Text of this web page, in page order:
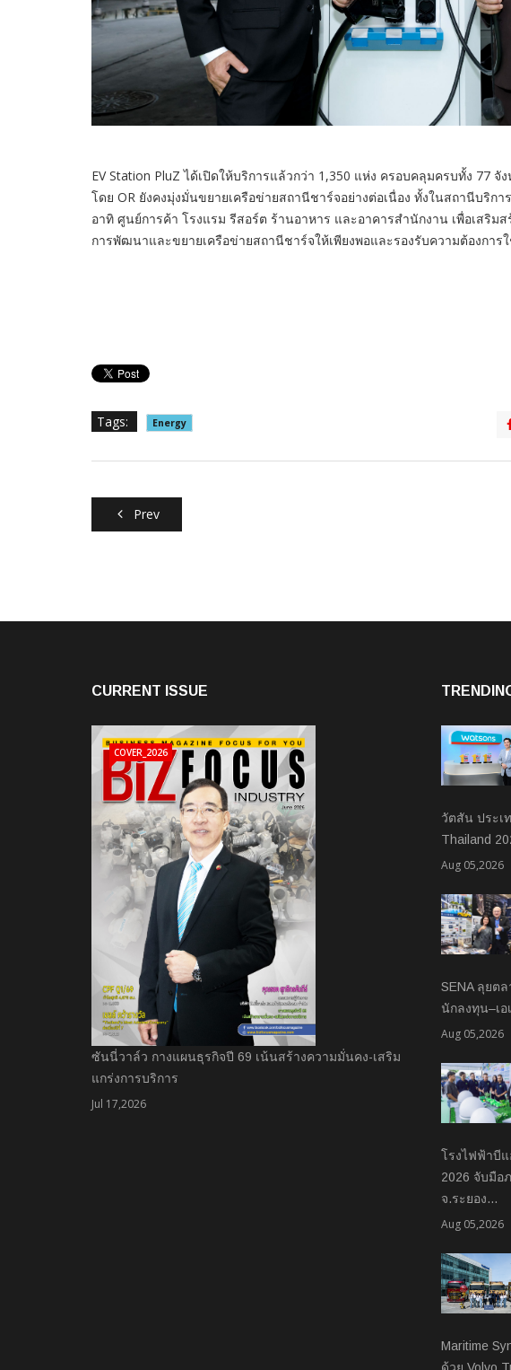
EV Station PluZ ได้เปิดให้บริการแล้วกว่า 1,350 แห่ง ครอบคลุมครบทั้ง 77
โดย OR ยังคงมุ่งมั่นขยายเครือข่ายสถานีชาร์จอย่างต่อเนื่อง ทั้งในสถานีบริ
อาทิ ศูนย์การค้า โรงแรม รีสอร์ต ร้านอาหาร และอาคารสำนักงาน เพื่อเสริ
การพัฒนาและขยายเครือข่ายสถานีชาร์จให้เพียงพอและรองรับความต้องการ
Tags: Energy
Prev
CURRENT ISSUE
ซันนี่วาล์ว กางแผนธุรกิจปี 69 เน้นสร้างความมั่นคง-เสริม
แกร่งการบริการ
Jul 17,2026
COVER_2026
วัตสัน ประเ
Thailand
Aug 05,2026
SENA ลุยต
นักลงทุน–เ
Aug 05,2026
โรงไฟฟ้าบี
2026 จับมือ
จ.ระยอง…
Aug 05,2026
Maritime